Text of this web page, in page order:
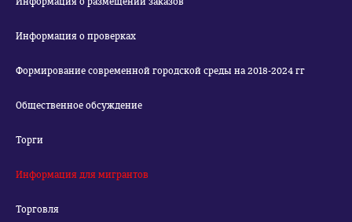
Информация о проверках
Формирование современной городской среды на 2018-2024 гг
Общественное обсуждение
Торги
Информация для мигрантов
Торговля